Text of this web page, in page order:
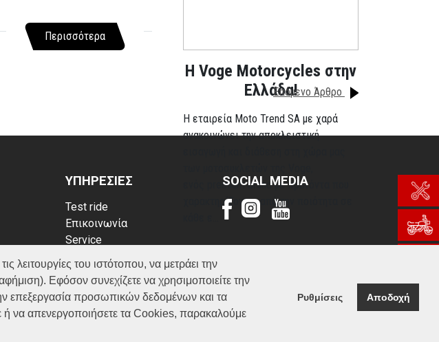
λειτουργίες του ιστότοπου, να μετράει την
Εφόσον συνεχίζετε να χρησιμοποιείτε την
επεξεργασία προσωπικών δεδομένων και τα
ή να απενεργοποιήσετε τα Cookies, παρακαλούμε
Ρυθμίσεις Αποδοχή
Περισσότερα
H Voge Motorcycles στην
Ελλάδα!
Η εταιρεία Moto Trend SA με χαρά
ανακοινώνει την αποκλειστική
ενός premium brand με προϊόντα που
χαρακτηρίζονται από την ποιότητα σε
Επόμενο Άρθρο
ΥΠΗΡΕΣΙΕΣ
Test ride
Επικοινωνία
Service
Κατάλογος
FAQ
SOCIAL MEDIA